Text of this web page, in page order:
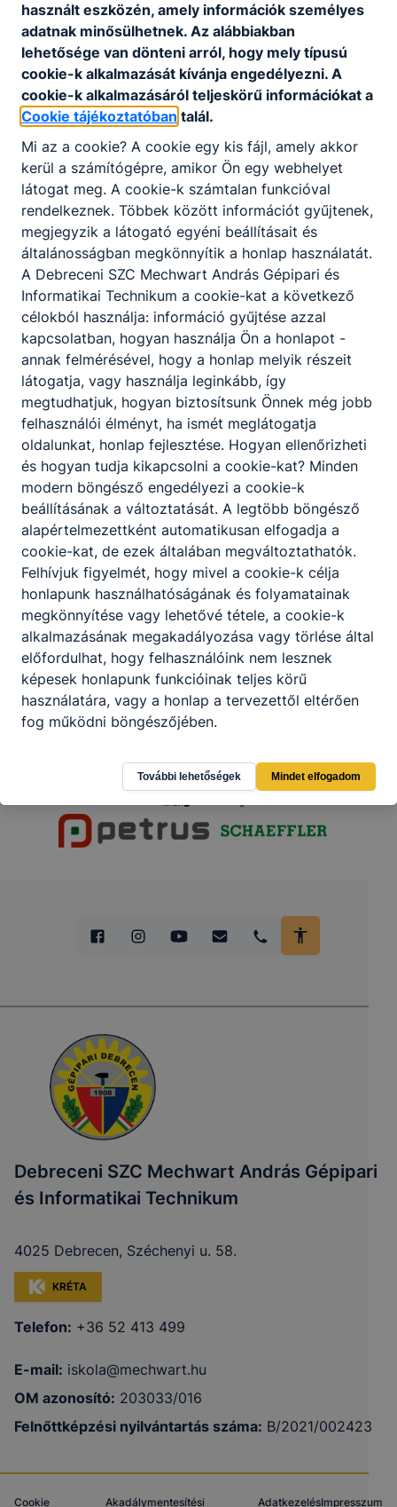
Megosztás
Partnereink
Debreceni SZC Mechwart András Gépipari
és Informatikai Technikum
4025 Debrecen, Széchenyi u. 58.
KRÉTA
Telefon: +36 52 413 499
E-mail: iskola@mechwart.hu
OM azonosító: 203033/016
Felnőttképzési nyilvántartás száma: B/2021/002423
Cookie Akadálymentesítési AdatkezelésImpresszum
használt eszközén, amely információk személyes
adatnak minősülhetnek. Az alábbiakban
lehetősége van dönteni arról, hogy mely típusú
cookie-k alkalmazását kívánja engedélyezni. A
cookie-k alkalmazásáról teljeskörű információkat a
Cookie tájékoztatóban talál.
Mi az a cookie? A cookie egy kis fájl, amely akkor
kerül a számítógépre, amikor Ön egy webhelyet
látogat meg. A cookie-k számtalan funkcióval
rendelkeznek. Többek között információt gyűjtenek,
megjegyzik a látogató egyéni beállításait és
általánosságban megkönnyítik a honlap használatát.
A Debreceni SZC Mechwart András Gépipari és
Informatikai Technikum a cookie-kat a következő
célokból használja: információ gyűjtése azzal
kapcsolatban, hogyan használja Ön a honlapot -
annak felmérésével, hogy a honlap melyik részeit
látogatja, vagy használja leginkább, így
megtudhatjuk, hogyan biztosítsunk Önnek még jobb
felhasználói élményt, ha ismét meglátogatja
oldalunkat, honlap fejlesztése. Hogyan ellenőrizheti
és hogyan tudja kikapcsolni a cookie-kat? Minden
modern böngésző engedélyezi a cookie-k
beállításának a változtatását. A legtöbb böngésző
alapértelmezettként automatikusan elfogadja a
cookie-kat, de ezek általában megváltoztathatók.
Felhívjuk figyelmét, hogy mivel a cookie-k célja
honlapunk használhatóságának és folyamatainak
megkönnyítése vagy lehetővé tétele, a cookie-k
alkalmazásának megakadályozása vagy törlése által
előfordulhat, hogy felhasználóink nem lesznek
képesek honlapunk funkcióinak teljes körű
használatára, vagy a honlap a tervezettől eltérően
fog működni böngészőjében.
További lehetőségek Mindet elfogadom